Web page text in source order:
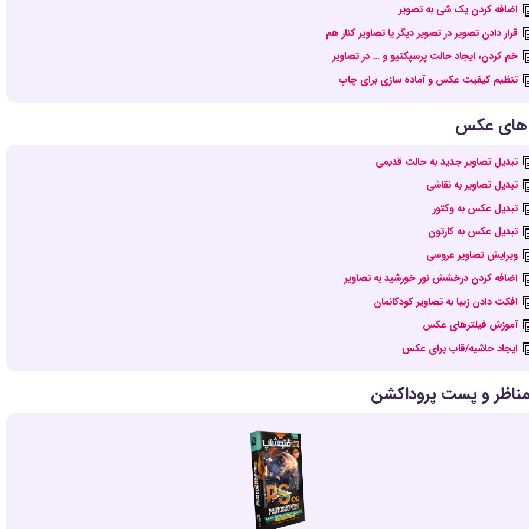
اضافه کردن یک شی به تصویر
قرار دادن تصویر در تصویر دیگر یا تصاویر کنار هم
خم کردن، ایجاد حالت پرسپکتیو و … در تصاویر
تنظیم کیفیت عکس و آماده سازی برای چاپ
های عکس
تبدیل تصاویر جدید به حالت قدیمی
تبدیل تصاویر به نقاشی
تبدیل عکس به وکتور
تبدیل عکس به کارتون
ویرایش تصاویر عروسی
اضافه کردن درخشش نور خورشید به تصاویر
افکت دادن زیبا به تصاویر کودکانمان
آموزش فیلترهای عکس
ایجاد حاشیه/قاب برای عکس
مناظر و پست پروداکشن